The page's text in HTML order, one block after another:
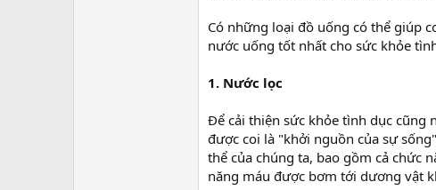
Có những loại đồ uống có thể giúp
nước uống tốt nhất cho sức khỏe
1. Nước lọc
Để cải thiện sức khỏe tình dục cũng
được coi là "khởi nguồn của sự
thể của chúng ta, bao gồm cả chức
năng máu được bơm tới dương vật